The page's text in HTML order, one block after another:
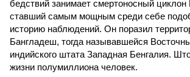
бедствий занимает смертоносный циклон
ставший самым мощным среди себе
историю наблюдений. Он поразил
Бангладеш, тогда называвшейся
индийского штата Западная Бенгалия.
жизни полумиллиона человек.